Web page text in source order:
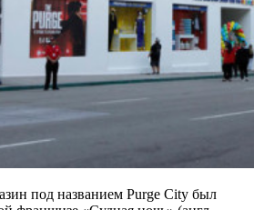
под названием Purge City был